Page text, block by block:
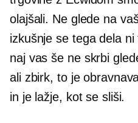
olajšali. Ne glede na
izkušnje se tega dela
naj vas še ne skrbi
ali zbirk, to je
in je lažje, kot se sliši.